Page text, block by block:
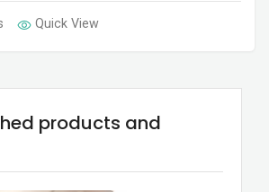
Quick View
products and